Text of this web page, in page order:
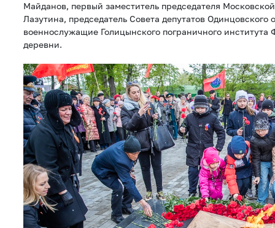
Майданов, первый заместитель председателя
Лазутина, председатель Совета депутатов Одинцовского
военнослужащие Голицынского пограничного
деревни.